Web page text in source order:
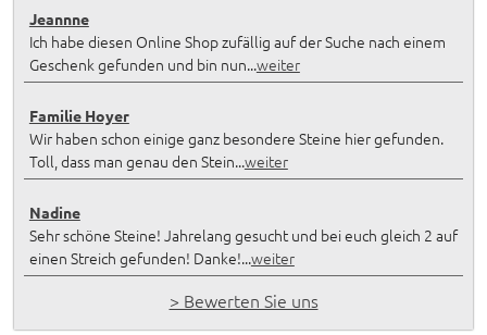
Jeannne
Ich habe diesen Online Shop zufällig auf der Suche nach einem
Geschenk gefunden und bin nun...weiter
Familie Hoyer
Wir haben schon einige ganz besondere Steine hier gefunden.
Toll, dass man genau den Stein...weiter
Nadine
Sehr schöne Steine! Jahrelang gesucht und bei euch gleich 2 auf
einen Streich gefunden! Danke!...weiter
> Bewerten Sie uns